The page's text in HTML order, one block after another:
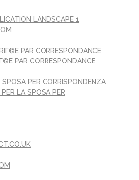
LANDSCAPE 1
PAR CORRESPONDANCE
PAR CORRESPONDANCE
PER CORRISPONDENZA
LA SPOSA PER